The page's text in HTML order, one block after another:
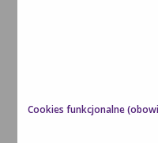
koordynatorami z
dany przypadek.
Cookies funkcjonalne